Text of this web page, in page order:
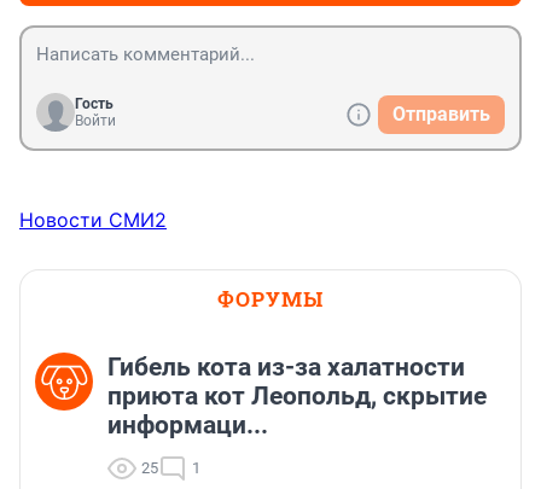
Гость
Войти
Отправить
Новости СМИ2
ФОРУМЫ
Гибель кота из-за халатности
приюта кот Леопольд, скрытиe
информаци...
25 1